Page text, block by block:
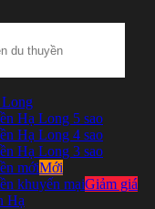
Hạ Long 5 sao
Hạ Long 4 sao
Hạ Long 3 sao
mới
khuyến mại
Hạ